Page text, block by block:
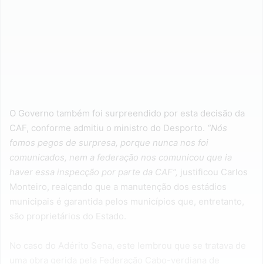
O Governo também foi surpreendido por esta decisão da
CAF, conforme admitiu o ministro do Desporto. “Nós
fomos pegos de surpresa, porque nunca nos foi
comunicados, nem a federação nos comunicou que ia
haver essa inspecção por parte da CAF”, justificou Carlos
Monteiro, realçando que a manutenção dos estádios
municipais é garantida pelos municípios que, entretanto,
são proprietários do Estado.